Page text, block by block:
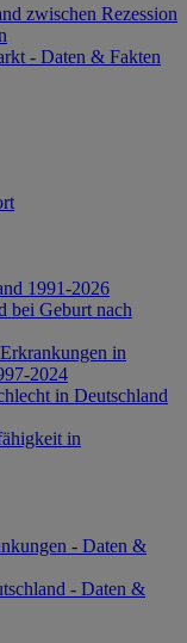
zwischen Rezession
- Daten & Fakten
1991-2026
bei Geburt nach
in
2024
in Deutschland
in
- Daten &
- Daten &